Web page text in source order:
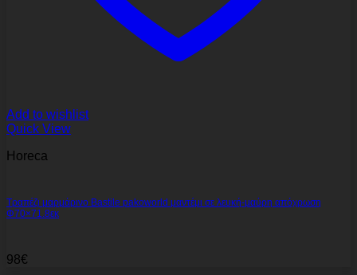
Add to wishlist
Quick View
Horeca
Τραπέζι μαρμάρινο Bastile pakoworld μαντέμι σε λευκή-μαύρη απόχρωση
Φ70×71.8εκ
98€